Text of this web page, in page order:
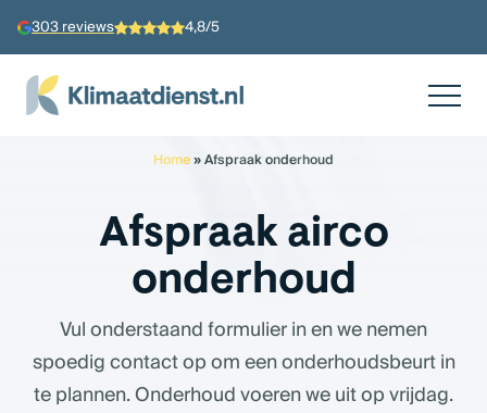
303 reviews 4,8/5
Home»Afspraak onderhoud
Afspraak airco
onderhoud
Vul onderstaand formulier in en we nemen
spoedig contact op om een onderhoudsbeurt in
te plannen. Onderhoud voeren we uit op vrijdag.